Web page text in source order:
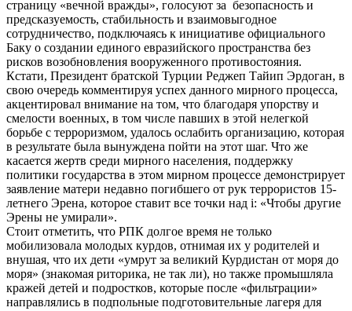
страницу «вечной вражды», голосуют за безопасность и
предсказуемость, стабильность и взаимовыгодное
сотрудничество, подключаясь к инициативе официального
Баку о создании единого евразийского пространства без
рисков возобновления вооруженного противостояния.
Кстати, Президент братской Турции Реджеп Тайип Эрдоган, в
свою очередь комментируя успех данного мирного процесса,
акцентировал внимание на том, что благодаря упорству и
смелости военных, в том числе павших в этой нелегкой
борьбе с терроризмом, удалось ослабить организацию, которая
в результате была вынуждена пойти на этот шаг. Что же
касается жертв среди мирного населения, поддержку
политики государства в этом мирном процессе демонстрирует
заявление матери недавно погибшего от рук террористов 15-
летнего Эрена, которое ставит все точки над i: «Чтобы другие
Эрены не умирали».
Стоит отметить, что РПК долгое время не только
мобилизовала молодых курдов, отнимая их у родителей и
внушая, что их дети «умрут за великий Курдистан от моря до
моря» (знакомая риторика, не так ли), но также промышляла
кражей детей и подростков, которые после «фильтрации»
направлялись в подпольные подготовительные лагеря для